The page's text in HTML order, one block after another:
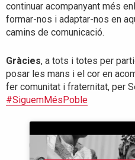
continuar acompanyant més
formar-nos i adaptar-nos en
camins de comunicació.
Gràcies, a tots i totes per
posar les mans i el cor en
fer comunitat i fraternitat, per
#SiguemMésPoble